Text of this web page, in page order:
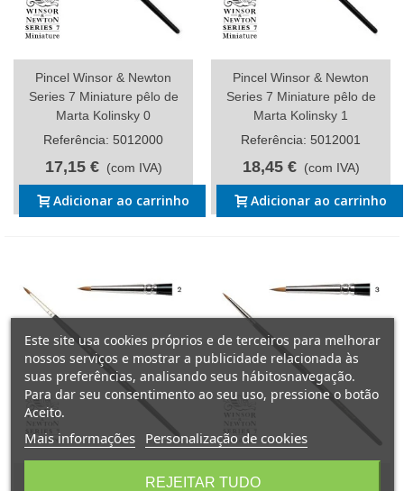
Pincel Winsor & Newton
Series 7 Miniature pêlo de
Marta Kolinsky 0
Referência: 5012000
17,15 € (com IVA)
Adicionar ao carrinho
Pincel Winsor & Newton
Series 7 Miniature pêlo de
Marta Kolinsky 1
Referência: 5012001
18,45 € (com IVA)
Adicionar ao carrinho
Pincel Winsor & Newton
Pincel Winsor & Newton
Este site usa cookies próprios e de terceiros para melhorar
nossos serviços e mostrar a publicidade relacionada às
suas preferências, analisando seus hábitosnavegação.
Para dar seu consentimento ao seu uso, pressione o botão
Aceito.
Mais informações Personalização de cookies
REJEITAR TUDO